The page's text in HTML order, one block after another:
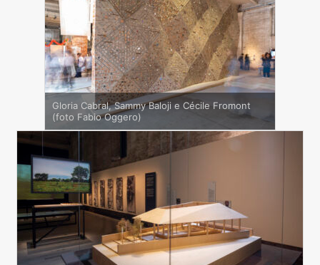
Gloria Cabral, Sammy Baloji e Cécile Fromont
(foto Fabio Oggero)